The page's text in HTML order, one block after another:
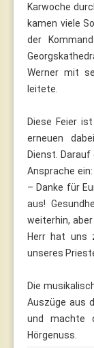
Karwoche
kamen viele
der
Werner mit
leitete.
Diese Feier
erneuen
Dienst. Darauf
Ansprache
– Danke für
aus!
weiterhin,
Herr hat uns
unseres
Die
Auszüge aus
und machte
Hörgenuss.